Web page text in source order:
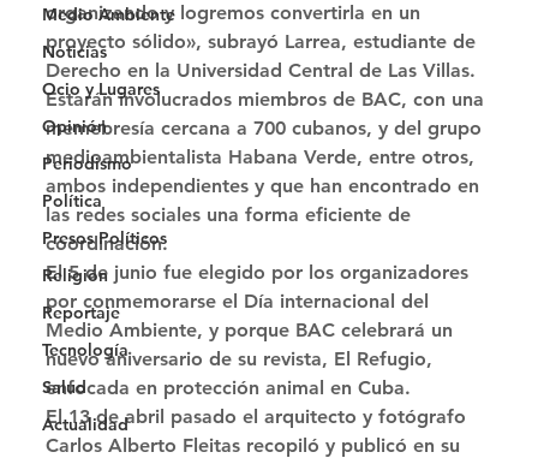
Medio Ambiente
Noticias
Ocio y Lugares
Opinión
Periodismo
Política
Presos Políticos
Religión
Reportaje
Tecnología
Salud
Actualidad
organizando y logremos convertirla en un
proyecto sólido», subrayó Larrea, estudiante de
Derecho en la Universidad Central de Las Villas.
Estarán involucrados miembros de BAC, con una
memebresía cercana a 700 cubanos, y del grupo
medioambientalista Habana Verde, entre otros,
ambos independientes y que han encontrado en
las redes sociales una forma eficiente de
coordinación.
El 5 de junio fue elegido por los organizadores
por conmemorarse el Día internacional del
Medio Ambiente, y porque BAC celebrará un
nuevo aniversario de su revista, El Refugio,
enfocada en protección animal en Cuba.
El 13 de abril pasado el arquitecto y fotógrafo
Carlos Alberto Fleitas recopiló y publicó en su